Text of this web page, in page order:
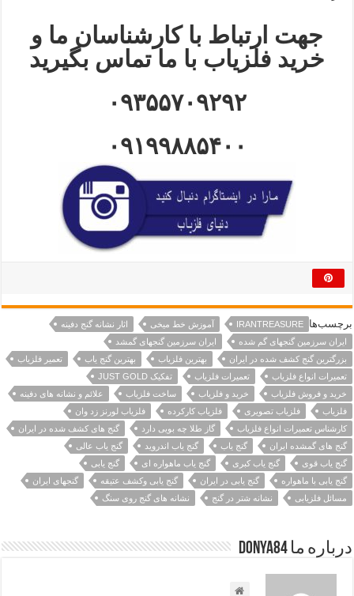
جهت ارتباط با کارشناسان ما و
خرید فلزیاب با ما تماس بگیرید
۰۹۳۵۵۷۰۹۲۹۲
۰۹۱۹۹۸۸۵۴۰۰
برچسب‌ها IRANTREASURE آموزش خط میخی
اثار نشانه گنج دفینه
ایران سرزمین گنجهای گم شده
ایران سرزمین گنجهای گمشد
بزرگترین گنج کشف شده در ایران
بهترین فلزیاب بهترین گنج یاب
تعمیر فلزیاب
تعمیرات انواع فلزیاب
تعمیرات فلزیاب
تفکیک JUST GOLD
خرید و فروش فلزیاب
خرید و فلزیاب ساخت فلزیاب
علائم و نشانه های دفینه
فلزیاب
فلزیاب تصویری فلزیاب کارکرده
فلزیاب لورنز زد وان
کارشناس تعمیرات انواع فلزیاب
گاز طلا چه بویی دارد
گنج های کشف شده در ایران
گنج های گمشده ایران
گنج یاب گنج یاب اندروید
گنج یاب عالی
گنج یاب قوی
گنج یاب کبری گنج یاب ماهواره ای
گنج یابی
گنج یابی با ماهواره
گنج یابی در ایران گنج یابی وکشف عتیقه
گنجهای ایران
مسائل فلزیابی
نشانه شتر در گنج نشانه های گنج روی سنگ
درباره ما Donya84